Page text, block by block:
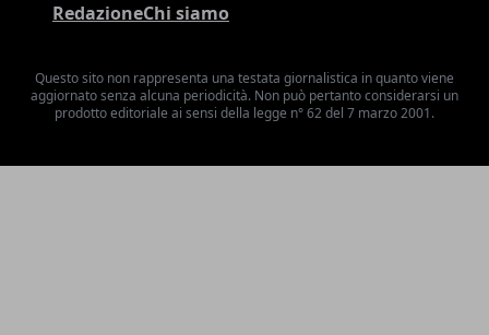
RedazioneChi siamo
Questo sito non rappresenta una testata giornalistica in quanto viene
aggiornato senza alcuna periodicità. Non può pertanto considerarsi un
prodotto editoriale ai sensi della legge n° 62 del 7 marzo 2001.